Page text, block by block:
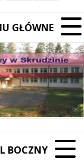
GŁÓWNE
BOCZNY